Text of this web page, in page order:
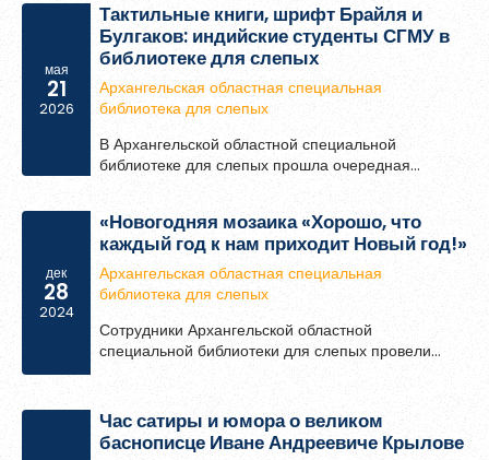
мая
21
2026
Тактильные книги, шрифт Брайля и
Булгаков: индийские студенты СГМУ в
библиотеке для слепых
Архангельская областная специальная
библиотека для слепых
В Архангельской областной специальной
библиотеке для слепых прошла очередная
(СГМУ). Гости из Индии открыли для себя
удивительный мир литературы, доступный людям
с проблемами зрения.
дек
28
2024
«Новогодняя мозаика «Хорошо, что
каждый год к нам приходит Новый год!»
Архангельская областная специальная
библиотека для слепых
Сотрудники Архангельской областной
специальной библиотеки для слепых провели
совершеннолетним гражданам с ментальными
особенностями.
Час сатиры и юмора о великом
баснописце Иване Андреевиче Крылове
Пароль должен быть минимум 6 символов и содержать хотя
бы одну строчную букву, одну прописную букву, одну цифру
и один специальный символ.
Обновить
Я согласен на обработкуперсональных данных
Я согласен с
размещённых на портале.